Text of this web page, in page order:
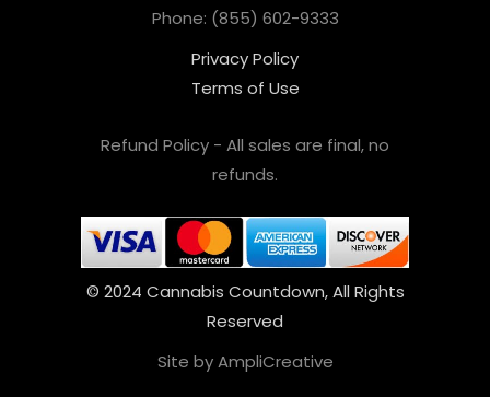
Phone: (855) 602-9333
Privacy Policy
Terms of Use
Refund Policy - All sales are final, no
refunds.
© 2024 Cannabis Countdown, All Rights
Reserved
Site by AmpliCreative